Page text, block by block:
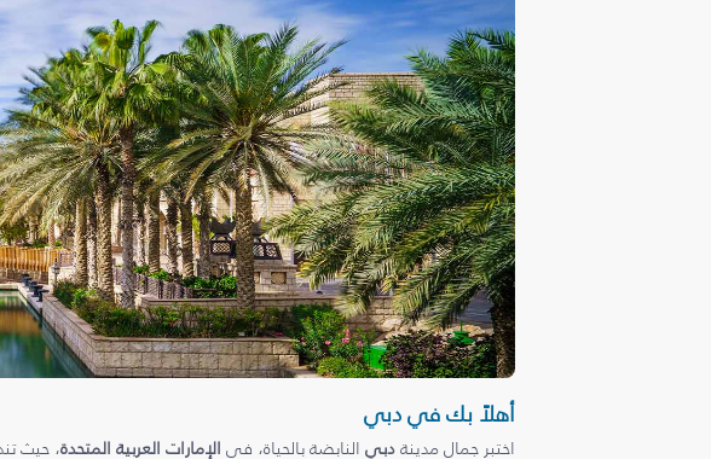
أهلاً بك في دبي
اختبر جمال مدينةدبي النابضة بالحياة، في الإمارات العربية المتحدة، حيث